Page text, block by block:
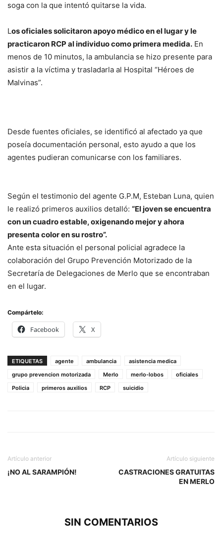
soga con la que intentó quitarse la vida.
Los oficiales solicitaron apoyo médico en el lugar y le
practicaron RCP al individuo como primera medida. En
menos de 10 minutos, la ambulancia se hizo presente para
asistir a la víctima y trasladarla al Hospital “Héroes de
Malvinas”.
Desde fuentes oficiales, se identificó al afectado ya que
poseía documentación personal, esto ayudo a que los
agentes pudieran comunicarse con los familiares.
Según el testimonio del agente G.P.M, Esteban Luna, quien
le realizó primeros auxilios detalló: “El joven se encuentra
con un cuadro estable, oxigenando mejor y ahora
presenta color en su rostro”.
Ante esta situación el personal policial agradece la
colaboración del Grupo Prevención Motorizado de la
Secretaría de Delegaciones de Merlo que se encontraban
en el lugar.
Compártelo:
Facebook X
ETIQUETAS agente ambulancia
asistencia medica
grupo prevencion motorizada
Merlo merlo-lobos
oficiales
Policia
primeros auxilios RCP suicidio
Artículo anterior
¡NO AL SARAMPIÓN!
Artículo siguiente
CASTRACIONES GRATUITAS
EN MERLO
SIN COMENTARIOS